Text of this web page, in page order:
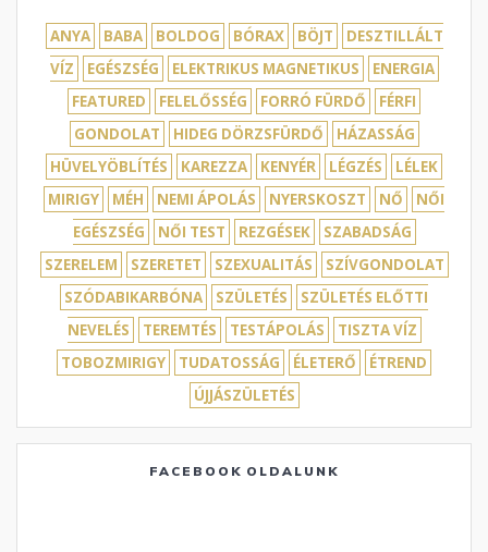
ANYA BABA BOLDOG BÓRAX BÖJT
DESZTILLÁLT
VÍZ
EGÉSZSÉG ELEKTRIKUS MAGNETIKUS
ENERGIA
FEATURED
FELELŐSSÉG FORRÓ FÜRDŐ
FÉRFI
GONDOLAT
HIDEG DÖRZSFÜRDŐ
HÁZASSÁG
HÜVELYÖBLÍTÉS
KAREZZA KENYÉR LÉGZÉS
LÉLEK
MIRIGY
MÉH NEMI ÁPOLÁS NYERSKOSZT NŐ
NŐI
EGÉSZSÉG
NŐI TEST REZGÉSEK
SZABADSÁG
SZERELEM
SZERETET SZEXUALITÁS
SZÍVGONDOLAT
SZÓDABIKARBÓNA
SZÜLETÉS
SZÜLETÉS ELŐTTI
NEVELÉS
TEREMTÉS TESTÁPOLÁS
TISZTA VÍZ
TOBOZMIRIGY
TUDATOSSÁG ÉLETERŐ
ÉTREND
ÚJJÁSZÜLETÉS
FACEBOOK OLDALUNK